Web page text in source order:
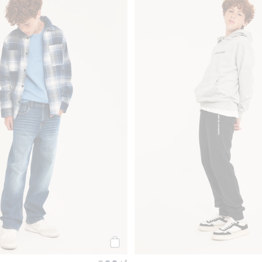
Legg til i favoriter Loose jeans mid waist, Legg til i